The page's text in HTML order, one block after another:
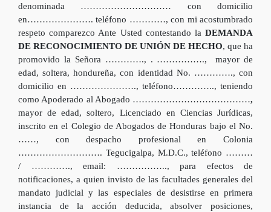
denominada ………………………… con domicilio
en…………………. teléfono …………, con mi acostumbrado
respeto comparezco Ante Usted contestando la DEMANDA
DE RECONOCIMIENTO DE UNIÓN DE HECHO, que ha
promovido la Señora …………., . ……………., mayor de
edad, soltera, hondureña, con identidad No. …………., con
domicilio en …………………., teléfono………….., teniendo
como Apoderado al Abogado …………………………………,
mayor de edad, soltero, Licenciado en Ciencias Jurídicas,
inscrito en el Colegio de Abogados de Honduras bajo el No.
……, con despacho profesional en Colonia
………………………. Tegucigalpa, M.D.C., teléfono ………
/ …………., email: …………….., para efectos de
notificaciones, a quien invisto de las facultades generales del
mandato judicial y las especiales de desistirse en primera
instancia de la acción deducida, absolver posiciones,